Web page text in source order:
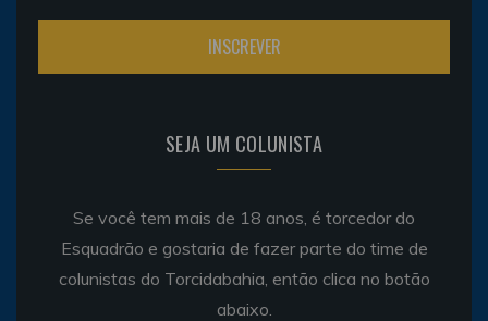
SEJA UM COLUNISTA
Se você tem mais de 18 anos, é torcedor do
Esquadrão e gostaria de fazer parte do time de
colunistas do Torcidabahia, então clica no botão
abaixo.